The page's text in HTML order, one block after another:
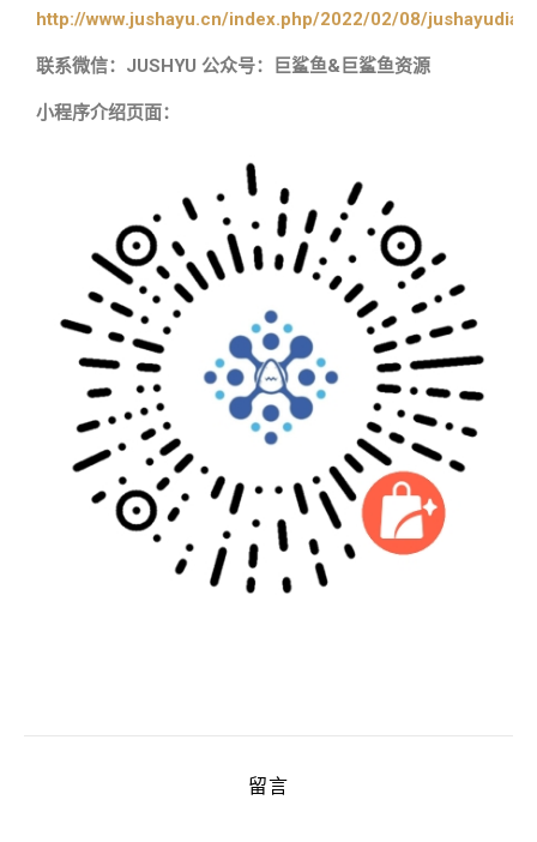
http://www.jushayu.cn/index.php/2022/02/08/
联系微信：JUSHYU 公众号：巨鲨鱼&巨鲨鱼资源
小程序介绍页面：
留言